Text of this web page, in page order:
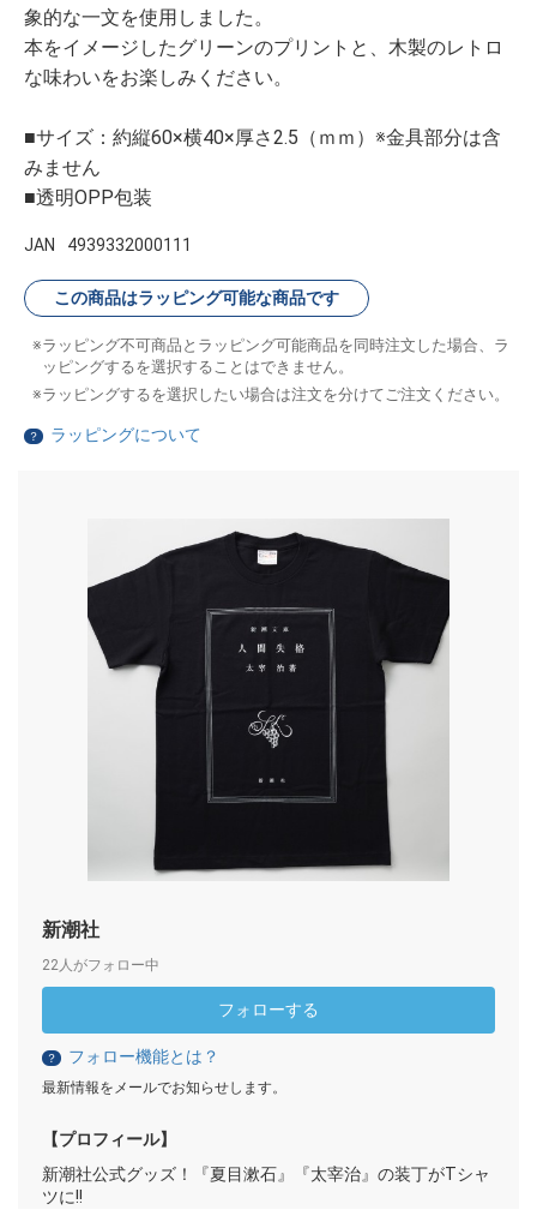
象的な一文を使用しました。
本をイメージしたグリーンのプリントと、木製のレトロ
な味わいをお楽しみください。
■サイズ：約縦60×横40×厚さ2.5（ｍｍ）※金具部分は含
みません
■透明OPP包装
JAN 4939332000111
この商品はラッピング可能な商品です
ラッピング不可商品とラッピング可能商品を同時注文した場合、ラ
ッピングするを選択することはできません。
ラッピングするを選択したい場合は注文を分けてご注文ください。
？ ラッピングについて
新潮社
22人がフォロー中
フォローする
？ フォロー機能とは？
最新情報をメールでお知らせします。
【プロフィール】
新潮社公式グッズ！『夏目漱石』『太宰治』の装丁がTシャ
ツに!!